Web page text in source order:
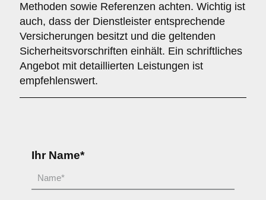
Methoden sowie Referenzen achten. Wichtig ist
auch, dass der Dienstleister entsprechende
Versicherungen besitzt und die geltenden
Sicherheitsvorschriften einhält. Ein schriftliches
Angebot mit detaillierten Leistungen ist
empfehlenswert.
Ihr Name*